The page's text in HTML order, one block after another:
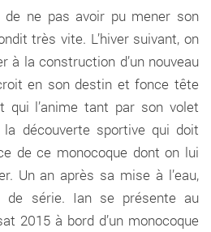
ne pas avoir pu mener son
très vite. L’hiver suivant, on
à la construction d’un nouveau
en son destin et fonce tête
qui l’anime tant par son volet
découverte sportive qui doit
de ce monocoque dont on lui
Un an après sa mise à l’eau,
de série. Ian se présente au
2015 à bord d’un monocoque